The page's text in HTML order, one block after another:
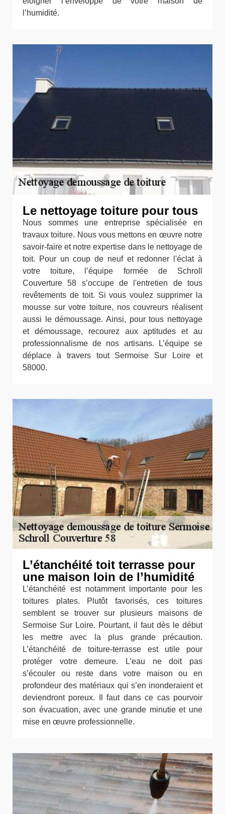
l’humidité.
Le nettoyage toiture pour tous
Nous sommes une entreprise spécialisée en
travaux toiture. Nous vous mettons en œuvre notre
savoir-faire et notre expertise dans le nettoyage de
toit. Pour un coup de neuf et redonner l'éclat à
votre toiture, l’équipe formée de Schroll
Couverture 58 s’occupe de l'entretien de tous
revêtements de toit. Si vous voulez supprimer la
mousse sur votre toiture, nos couvreurs réalisent
aussi le démoussage. Ainsi, pour tous nettoyage
et démoussage, recourez aux aptitudes et au
professionnalisme de nos artisans. L’équipe se
déplace à travers tout Sermoise Sur Loire et
58000.
L’étanchéité toit terrasse pour
une maison loin de l’humidité
L’étanchéité est notamment importante pour les
toitures plates. Plutôt favorisés, ces toitures
semblent se trouver sur plusieurs maisons de
Sermoise Sur Loire. Pourtant, il faut dès le début
les mettre avec la plus grande précaution.
L’étanchéité de toiture-terrasse est utile pour
protéger votre demeure. L’eau ne doit pas
s’écouler ou reste dans votre maison ou en
profondeur des matériaux qui s’en inonderaient et
deviendront poreux. Il faut dans ce cas pourvoir
son évacuation, avec une grande minutie et une
mise en œuvre professionnelle.